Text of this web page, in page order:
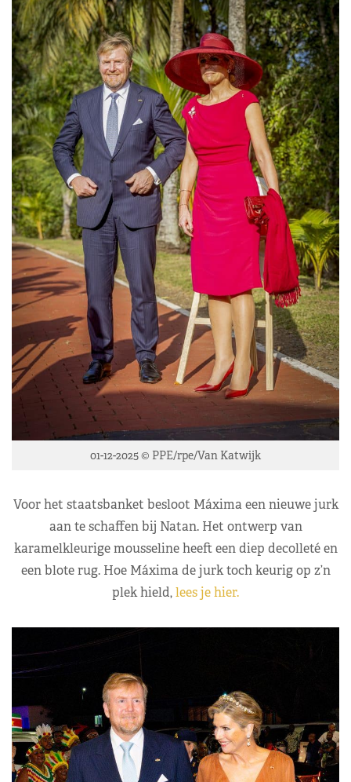
01-12-2025 © PPE/rpe/Van Katwijk
Voor het staatsbanket besloot Máxima een nieuwe jurk
aan te schaffen bij Natan. Het ontwerp van
karamelkleurige mousseline heeft een diep decolleté en
een blote rug. Hoe Máxima de jurk toch keurig op z’n
plek hield,lees je hier.